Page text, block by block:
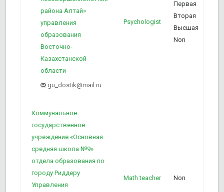
района Алтай»
управления
образования
Восточно-
Казахстанской
области
gu_dostik@mail.ru
Psychologist
Первая
Вторая
Высшая
Non
Коммунальное
государственное
учреждение «Основная
средняя школа №9»
отдела образования по
городу Риддеру
Управления
Math teacher Non